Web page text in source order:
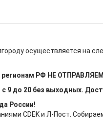
осуществляется на
РФ НЕ
9 до 20 без выходных.
России!
CDEK и Л-Пост.